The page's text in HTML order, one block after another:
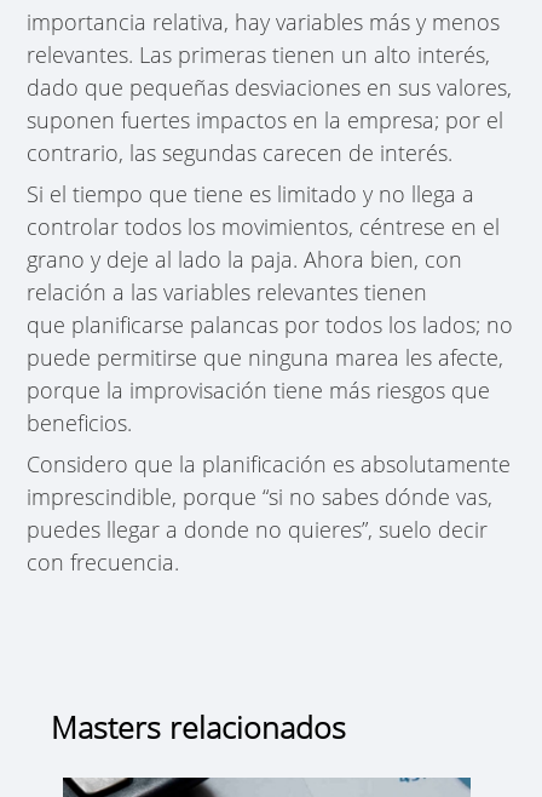
importancia relativa, hay variables más y menos
relevantes. Las primeras tienen un alto interés,
dado que pequeñas desviaciones en sus valores,
suponen fuertes impactos en la empresa; por el
contrario, las segundas carecen de interés.
Si el tiempo que tiene es limitado y no llega a
controlar todos los movimientos, céntrese en el
grano y deje al lado la paja. Ahora bien, con
relación a las variables relevantes tienen
que planificarse palancas por todos los lados; no
puede permitirse que ninguna marea les afecte,
porque la improvisación tiene más riesgos que
beneficios.
Considero que la planificación es absolutamente
imprescindible, porque “si no sabes dónde vas,
puedes llegar a donde no quieres”, suelo decir
con frecuencia.
Masters relacionados